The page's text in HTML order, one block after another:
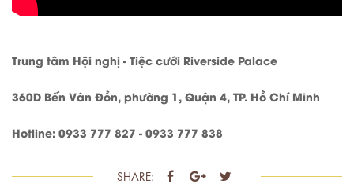
Trung tâm Hội nghị - Tiệc cưới Riverside Palace
360D Bến Vân Đồn, phường 1, Quận 4, TP. Hồ Chí Minh
Hotline: 0933 777 827 - 0933 777 838
SHARE: